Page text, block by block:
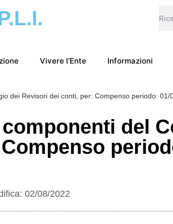
Vivere l’Ente Informazioni
dei Revisori dei conti, per: Compenso periodo: 01/
del
02/08/2022